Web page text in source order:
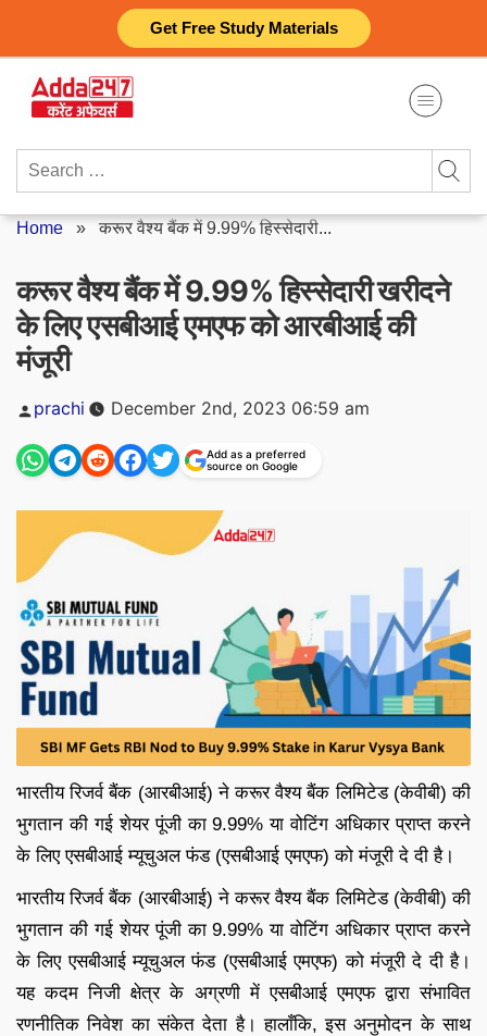
Get Free Study Materials
content
Search
Home »करूर वैश्य बैंक में 9.99% हिस्सेदारी...
करूर वैश्य बैंक में 9.99% हिस्सेदारी खरीदने
के लिए एसबीआई एमएफ को आरबीआई की
मंजूरी
Posted
by
prachi December 2nd, 2023 06:59 am
Add as a preferred
source on Google
भारतीय रिजर्व बैंक (आरबीआई) ने करूर वैश्य बैंक लिमिटेड (केवीबी) की
भुगतान की गई शेयर पूंजी का 9.99% या वोटिंग अधिकार प्राप्त करने
के लिए एसबीआई म्यूचुअल फंड (एसबीआई एमएफ) को मंजूरी दे दी है।
भारतीय रिजर्व बैंक (आरबीआई) ने करूर वैश्य बैंक लिमिटेड (केवीबी) की
भुगतान की गई शेयर पूंजी का 9.99% या वोटिंग अधिकार प्राप्त करने
के लिए एसबीआई म्यूचुअल फंड (एसबीआई एमएफ) को मंजूरी दे दी है।
यह कदम निजी क्षेत्र के अग्रणी में एसबीआई एमएफ द्वारा संभावित
रणनीतिक निवेश का संकेत देता है। हालाँकि, इस अनुमोदन के साथ